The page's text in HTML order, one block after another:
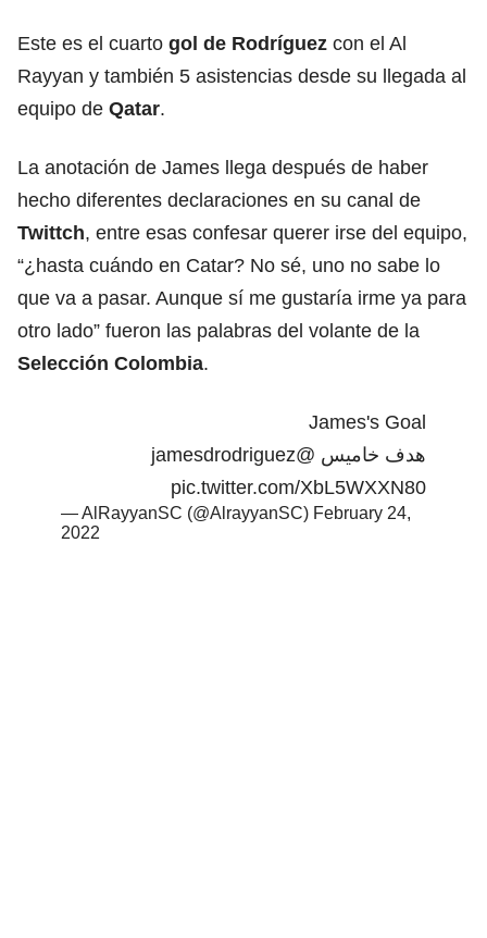
Este es el cuarto gol de Rodríguez con el Al
Rayyan y también 5 asistencias desde su llegada al
equipo de Qatar.
La anotación de James llega después de haber
hecho diferentes declaraciones en su canal de
Twittch, entre esas confesar querer irse del equipo,
“¿hasta cuándo en Catar? No sé, uno no sabe lo
que va a pasar. Aunque sí me gustaría irme ya para
otro lado” fueron las palabras del volante de la
Selección Colombia.
James's Goal
هدف خاميس @jamesdrodriguez
pic.twitter.com/XbL5WXXN80
— AlRayyanSC (@AlrayyanSC) February 24,
2022